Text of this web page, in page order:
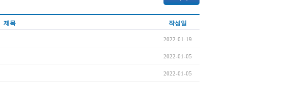
제목 작성일
2022-01-19
2022-01-05
2022-01-05